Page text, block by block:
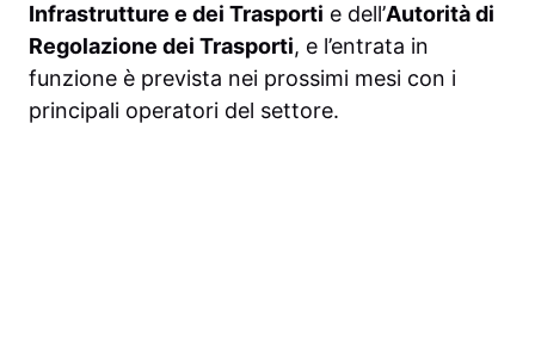
Infrastrutture e dei Trasporti e dell’Autorità di
Regolazione dei Trasporti, e l’entrata in
funzione è prevista nei prossimi mesi con i
principali operatori del settore.